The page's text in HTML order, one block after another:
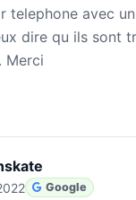
telephone avec
dire qu ils sont
Merci
Google